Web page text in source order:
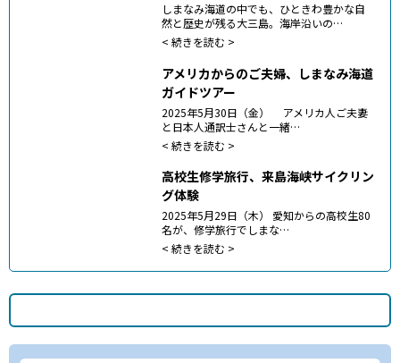
しまなみ海道の中でも、ひときわ豊かな自
然と歴史が残る大三島。海岸沿いの…
< 続きを読む >
アメリカからのご夫婦、しまなみ海道
ガイドツアー
2025年5月30日（金） アメリカ人ご夫妻
と日本人通訳士さんと一緒…
< 続きを読む >
高校生修学旅行、来島海峡サイクリン
グ体験
2025年5月29日（木） 愛知からの高校生80
名が、修学旅行でしまな…
< 続きを読む >